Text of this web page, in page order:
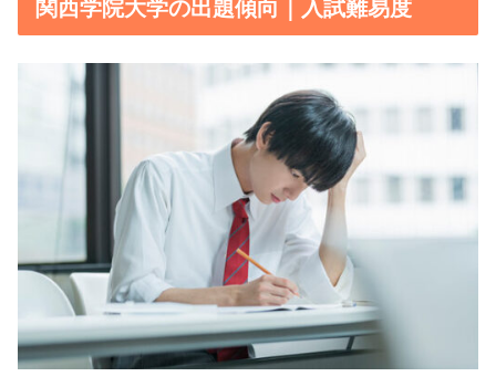
関西学院大学の出題傾向｜入試難易度